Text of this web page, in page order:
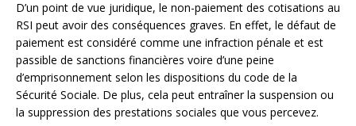
D’un point de vue juridique, le non-paiement des cotisations au
RSI peut avoir des conséquences graves. En effet, le défaut de
paiement est considéré comme une infraction pénale et est
passible de sanctions financières voire d’une peine
d’emprisonnement selon les dispositions du code de la
Sécurité Sociale. De plus, cela peut entraîner la suspension ou
la suppression des prestations sociales que vous percevez.